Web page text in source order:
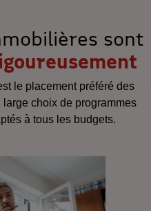
sont
le placement préféré des
choix de programmes
à tous les budgets.